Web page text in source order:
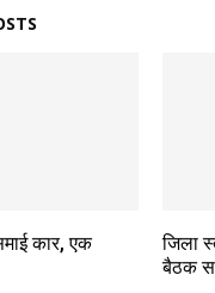
कार, एक
जिला
बैठक